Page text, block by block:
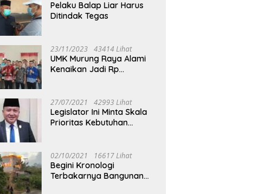
Pelaku Balap Liar Harus
Ditindak Tegas
23/11/2023 43414 Lihat
UMK Murung Raya Alami
Kenaikan Jadi Rp
27/07/2021 42993 Lihat
Legislator Ini Minta Skala
Prioritas Kebutuhan
02/10/2021 16617 Lihat
Begini Kronologi
Terbakarnya Bangunan